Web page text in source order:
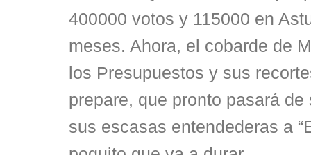
400000 votos y 115000 en
meses. Ahora, el cobarde de
los Presupuestos y sus
prepare, que pronto pasará de
sus escasas entendederas a